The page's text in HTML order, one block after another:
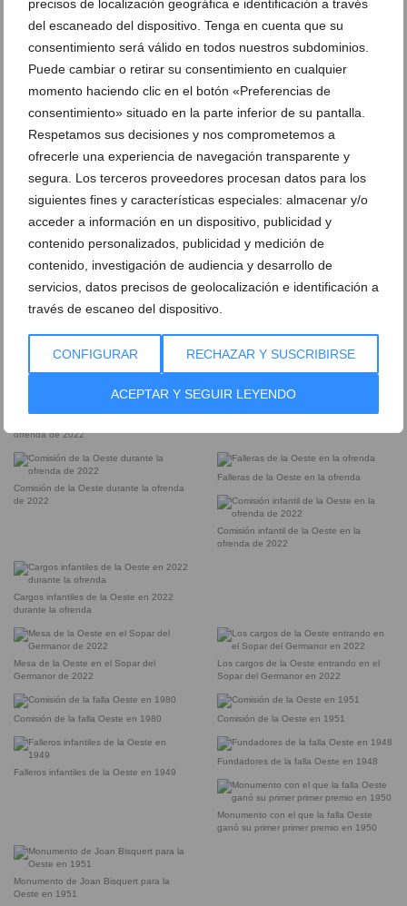
precisos de localización geográfica e identificación a través
del escaneado del dispositivo. Tenga en cuenta que su
consentimiento será válido en todos nuestros subdominios.
Puede cambiar o retirar su consentimiento en cualquier
momento haciendo clic en el botón «Preferencias de
consentimiento» situado en la parte inferior de su pantalla.
Respetamos sus decisiones y nos comprometemos a
ofrecerle una experiencia de navegación transparente y
segura. Los terceros proveedores procesan datos para los
siguientes fines y características especiales: almacenar y/o
acceder a información en un dispositivo, publicidad y
contenido personalizados, publicidad y medición de
contenido, investigación de audiencia y desarrollo de
servicios, datos precisos de geolocalización e identificación a
través de escaneo del dispositivo.
CONFIGURAR RECHAZAR Y SUSCRIBIRSE
ACEPTAR Y SEGUIR LEYENDO
Monumento infantil de la falla Oeste de
Monumento de la falla Oeste de 2022 de
Nit d’Albades de 2022 en la falla Oeste
Falleros de la Oeste durante la Nit
Entrega de premios infantiles a la falla
Los cargos infantiles de la Oeste de 2022
Plantà de la falla infantil de la Oeste de
La comisión de la Oeste durante la plantà
de 2022
Comisión de la Oeste durante la plantà
Plantà del monumento de la falla Oeste
ofrenda de 2022
Comisión de la Oeste durante la ofrenda
de 2022
Falleras de la Oeste en la ofrenda
Comisión infantil de la Oeste en la
ofrenda de 2022
Cargos infantiles de la Oeste en 2022
durante la ofrenda
Mesa de la Oeste en el Sopar del
Germanor de 2022
Los cargos de la Oeste entrando en el
Sopar del Germanor en 2022
Comisión de la falla Oeste en 1980 Comisión de la Oeste en 1951
Falleros infantiles de la Oeste en 1949
Fundadores de la falla Oeste en 1948
Monumento con el que la falla Oeste
ganó su primer primer premio en 1950
Monumento de Joan Bisquert para la
Oeste en 1951